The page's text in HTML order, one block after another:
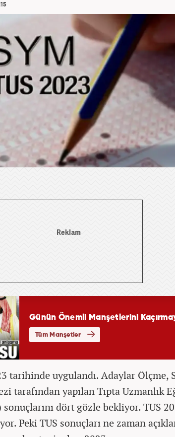
tarihinde uygulandı. Adaylar Ölçme,
tarafından yapılan Tıpta Uzmanlık
sonuçlarını dört gözle bekliyor. TUS
Peki TUS sonuçları ne zaman